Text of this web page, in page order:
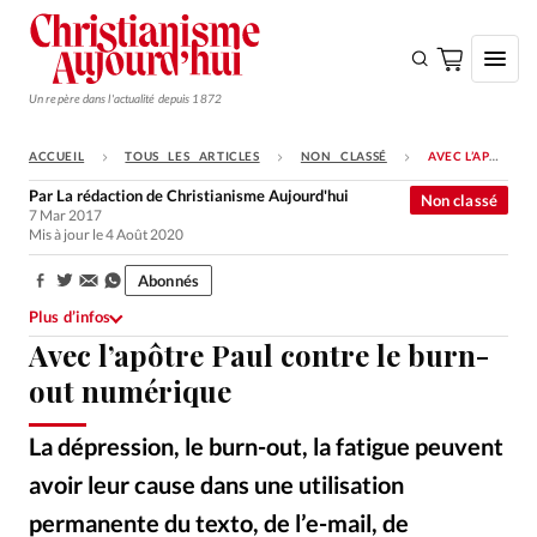
Un repère dans l'actualité depuis 1872
S'ABONNER
Monde
Opinions
Tous les articles
Faire un don
Emploi
Se connecter
ACCUEIL TOUS LES ARTICLES NON CLASSÉ AVEC L’APÔTRE PAUL CONTRE LE BURN-OUT NUMÉRIQUE
Avec l’apôtre Paul contre le burn-
out numérique
La dépression, le burn-out, la fatigue peuvent
avoir leur cause dans une utilisation
permanente du texto, de l’e-mail, de
Non classé
Par La rédaction de Christianisme Aujourd'hui
7 Mar 2017
Mis à jour le 4 Août 2020
Partager:
Abonnés
Plus d’infos